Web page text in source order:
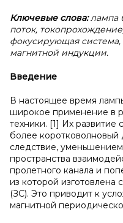
Ключевые слова:лампа
поток,
фокусирующая
магнитной индукции.
Введение
В настоящее время
широкое применение в
техники. [1] Их
более коротковолновый
следствие,
пространства
пролетного канала и
из которой
(ЗС). Это приводит к
магнитной